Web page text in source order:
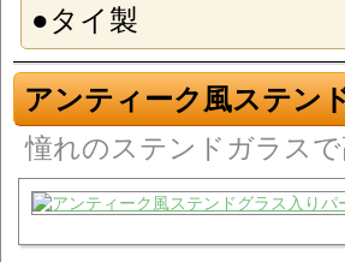
●タイ製
アンティーク風ステン
憧れのステンドガラス